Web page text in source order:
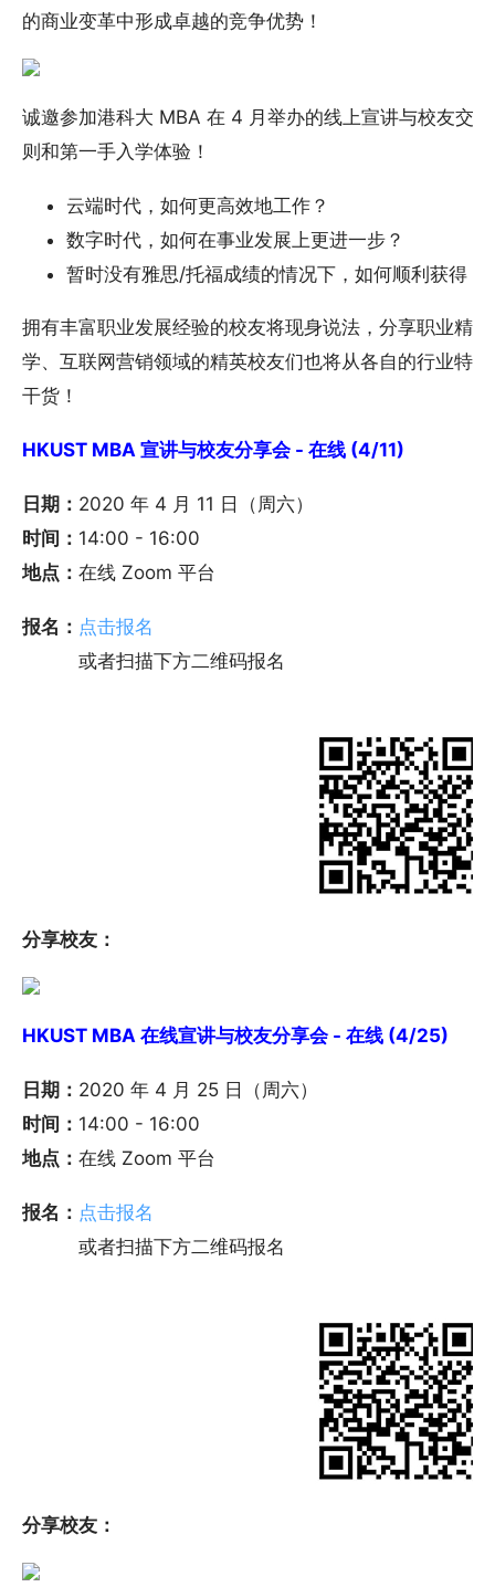
的商业变革中形成卓越的竞争优势！
诚邀参加港科大 MBA 在 4 月举办的线上宣讲与校友交
则和第一手入学体验！
云端时代，如何更高效地工作？
数字时代，如何在事业发展上更进一步？
暂时没有雅思/托福成绩的情况下，如何顺利获得
拥有丰富职业发展经验的校友将现身说法，分享职业精
学、互联网营销领域的精英校友们也将从各自的行业特
干货！
HKUST MBA 宣讲与校友分享会 - 在线 (4/11)
日期： 2020 年 4 月 11 日（周六）
时间： 14:00 - 16:00
地点： 在线 Zoom 平台
报名： 点击报名
或者扫描下方二维码报名
分享校友：
HKUST MBA 在线宣讲与校友分享会 - 在线 (4/25)
日期： 2020 年 4 月 25 日（周六）
时间： 14:00 - 16:00
地点： 在线 Zoom 平台
报名： 点击报名
或者扫描下方二维码报名
分享校友：